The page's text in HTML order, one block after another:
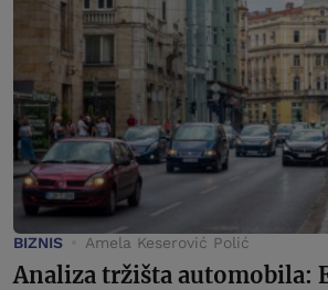
BIZNIS Amela Keserović Polić
Analiza tržišta automobila: